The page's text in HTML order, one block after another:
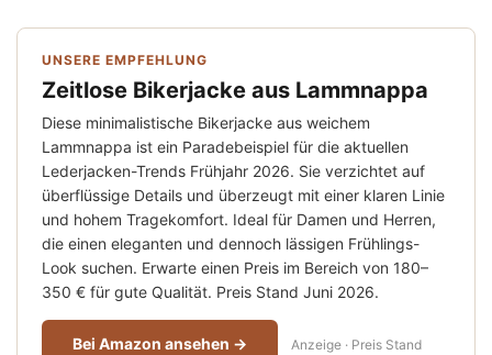
UNSERE EMPFEHLUNG
Zeitlose Bikerjacke aus Lammnappa
Diese minimalistische Bikerjacke aus weichem
Lammnappa ist ein Paradebeispiel für die aktuellen
Lederjacken-Trends Frühjahr 2026. Sie verzichtet auf
überflüssige Details und überzeugt mit einer klaren Linie
und hohem Tragekomfort. Ideal für Damen und Herren,
die einen eleganten und dennoch lässigen Frühlings-
Look suchen. Erwarte einen Preis im Bereich von 180–
350 € für gute Qualität. Preis Stand Juni 2026.
Bei Amazon ansehen → Anzeige · Preis Stand